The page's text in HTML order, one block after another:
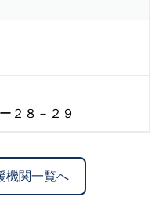
２８－２９
機関一覧へ